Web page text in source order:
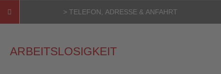
> TELEFON, ADRESSE & ANFAHRT
Caritas-Zentrum Eppinghofen
ARBEITSLOSIGKEIT